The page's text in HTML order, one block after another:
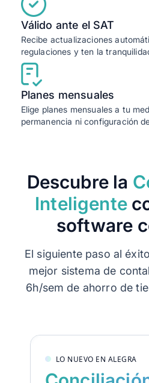
Válido ante el SAT
Recibe actualizaciones
regulaciones y ten la
Planes mensuales
Elige planes mensuales a tu
permanencia ni configuración
Descubre la
Inteligente
software
El siguiente paso al
mejor sistema de
6h/sem de ahorro de
LO NUEVO EN ALEGRA